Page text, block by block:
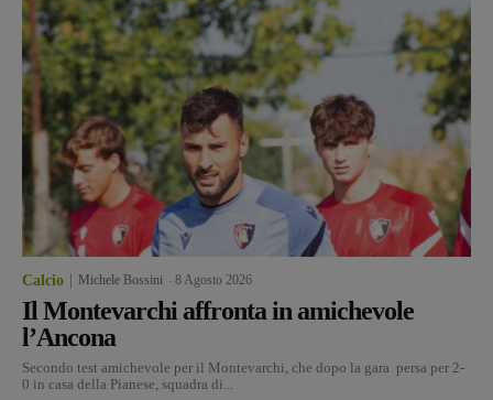
Calcio Michele Bossini 8 Agosto 2026
Il Montevarchi affronta in amichevole
l’Ancona
Secondo test amichevole per il Montevarchi, che dopo la gara persa per 2-
0 in casa della Pianese, squadra di...